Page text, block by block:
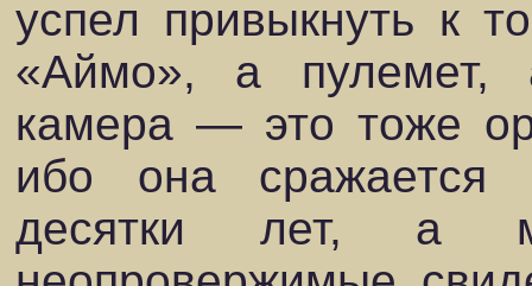
успел привыкнуть к
«Аймо», а пулемет,
камера — это тоже
ибо она
десятки лет, а